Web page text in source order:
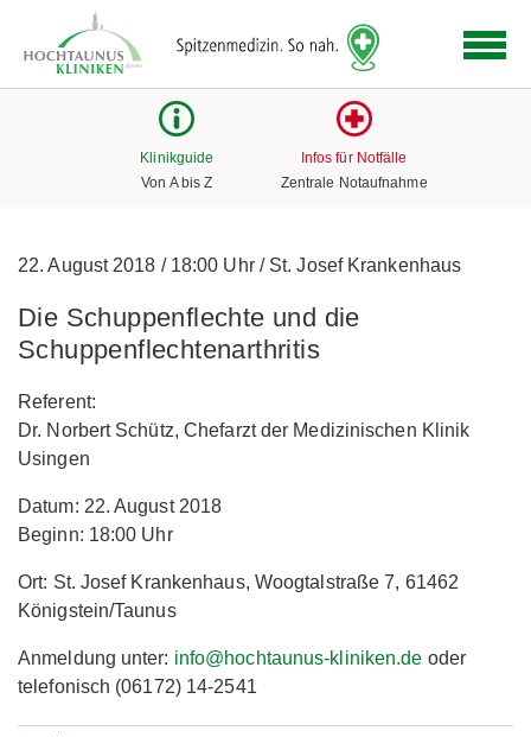
Link
zur
Klinikguide
Von A bis Z
Infos für Notfälle
Zentrale Notaufnahme
22. August 2018 /18:00 Uhr /St. Josef Krankenhaus
Die Schuppenflechte und die
Schuppenflechtenarthritis
Referent:
Dr. Norbert Schütz, Chefarzt der Medizinischen Klinik
Usingen
Datum: 22. August 2018
Beginn: 18:00 Uhr
Ort: St. Josef Krankenhaus, Woogtalstraße 7, 61462
Königstein/Taunus
Anmeldung unter: info@hochtaunus-kliniken.de oder
telefonisch (06172) 14-2541